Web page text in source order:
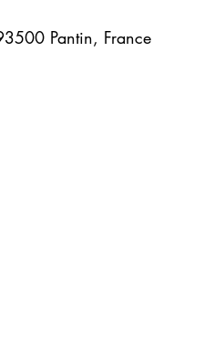
Pantin, France